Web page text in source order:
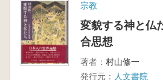
宗教
変貌する神と仏
合思想
著者： 村山修一
発行元： 人文書院